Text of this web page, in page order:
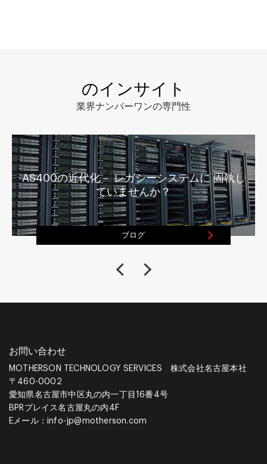
のインサイト
業界ナンバーワンの専門性
AS400の近代化－ レガシーシステムに 固執し
ていませんか？
ブログ
お問い合わせ
MOTHERSON TECHNOLOGY SERVICES 株式会社名古屋本社
〒460-0002
愛知県名古屋市中区丸の内一丁目16番4号
BPRプレイス名古屋丸の内4F
Eメール： info-jp@motherson.com